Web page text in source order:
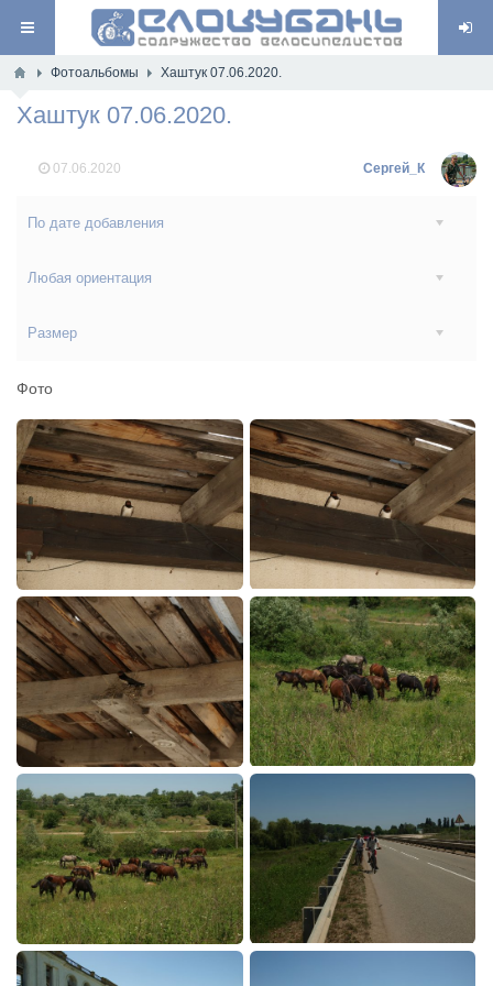
Фотоальбомы Хаштук 07.06.2020.
Хаштук 07.06.2020.
07.06.2020 Сергей_К
По дате добавления
Любая ориентация
Размер
Фото